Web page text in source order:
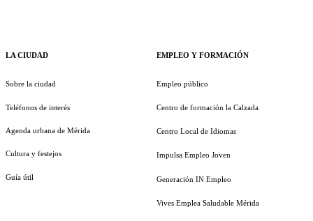
LA CIUDAD
Sobre la ciudad
Teléfonos de interés
Agenda urbana de Mérida
Cultura y festejos
Guía útil
EMPLEO Y FORMACIÓN
Empleo público
Centro de formación la Calzada
Centro Local de Idiomas
Impulsa Empleo Joven
Generación IN Empleo
Vives Emplea Saludable Mérida